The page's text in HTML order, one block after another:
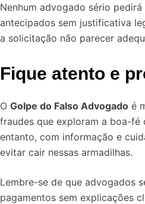
Nenhum advogado sério
antecipados sem justificativa
a solicitação não parecer
Fique atento e
O Golpe do Falso Advogado é
fraudes que exploram a boa-fé
entanto, com informação e
evitar cair nessas armadilhas.
Lembre-se de que advogados
pagamentos sem explicações